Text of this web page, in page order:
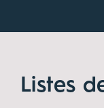
Listes